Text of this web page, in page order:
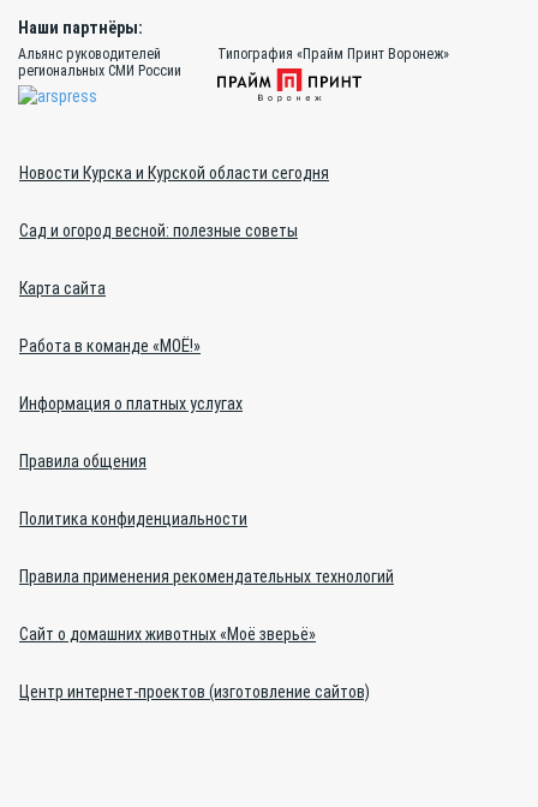
Наши партнёры:
Альянс руководителей
региональных СМИ России
Типография «Прайм Принт Воронеж»
Новости Курска и Курской области сегодня
Сад и огород весной: полезные советы
Карта сайта
Работа в команде «МОЁ!»
Информация о платных услугах
Правила общения
Политика конфиденциальности
Правила применения рекомендательных технологий
Сайт о домашних животных «Моё зверьё»
Центр интернет-проектов (изготовление сайтов)